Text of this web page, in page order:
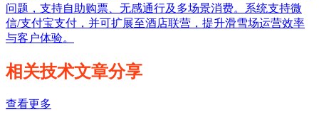
问题，支持自助购票、无感通行及多场景消费。系统支持微
信/支付宝支付，并可扩展至酒店联营，提升滑雪场运营效率
与客户体验。
相关技术文章分享
查看更多